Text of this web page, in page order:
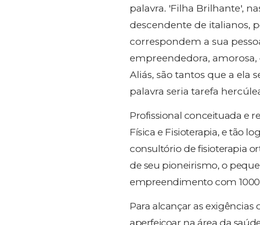
palavra. 'Filha Brilhante',
descendente de italianos,
correspondem a sua
empreendedora,
Aliás, são tantos que a
palavra seria tarefa
Profissional conceituada e
Física e Fisioterapia, e tão
consultório de fisioterapia
de seu pioneirismo, o
empreendimento com
Para alcançar as exigências